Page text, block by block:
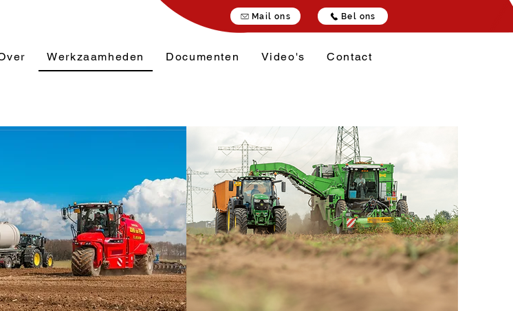
Bel ons
Mail ons
Werkzaamheden Documenten Video's Contact